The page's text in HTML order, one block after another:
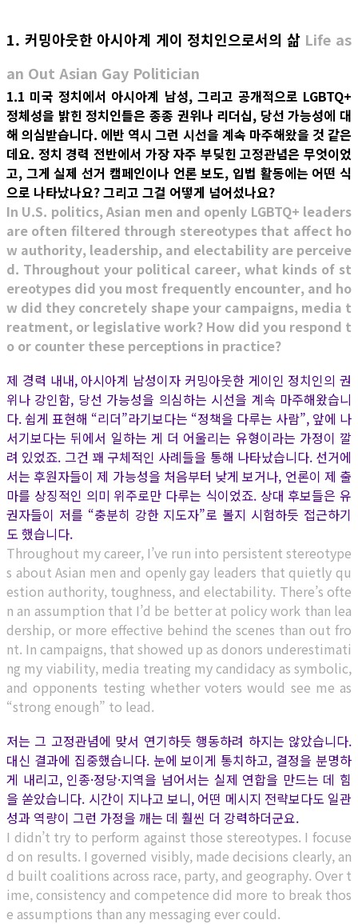
1. 커밍아웃한 아시아계 게이 정치인으로서의 삶 Life as
an Out Asian Gay Politician
1.1 미국 정치에서 아시아계 남성, 그리고 공개적으로 LGBTQ+
정체성을 밝힌 정치인들은 종종 권위나 리더십, 당선 가능성에 대
해 의심받습니다. 에반 역시 그런 시선을 계속 마주해왔을 것 같은
데요. 정치 경력 전반에서 가장 자주 부딪힌 고정관념은 무엇이었
고, 그게 실제 선거 캠페인이나 언론 보도, 입법 활동에는 어떤 식
으로 나타났나요? 그리고 그걸 어떻게 넘어섰나요?
In U.S. politics, Asian men and openly LGBTQ+ leaders
are often filtered through stereotypes that affect ho
w authority, leadership, and electability are perceive
d. Throughout your political career, what kinds of st
ereotypes did you most frequently encounter, and ho
w did they concretely shape your campaigns, media t
reatment, or legislative work? How did you respond t
o or counter these perceptions in practice?
제 경력 내내, 아시아계 남성이자 커밍아웃한 게이인 정치인의 권
위나 강인함, 당선 가능성을 의심하는 시선을 계속 마주해왔습니
다. 쉽게 표현해 “리더”라기보다는 “정책을 다루는 사람”, 앞에 나
서기보다는 뒤에서 일하는 게 더 어울리는 유형이라는 가정이 깔
려 있었죠. 그건 꽤 구체적인 사례들을 통해 나타났습니다. 선거에
서는 후원자들이 제 가능성을 처음부터 낮게 보거나, 언론이 제 출
마를 상징적인 의미 위주로만 다루는 식이었죠. 상대 후보들은 유
권자들이 저를 “충분히 강한 지도자”로 볼지 시험하듯 접근하기
도 했습니다.
Throughout my career, I’ve run into persistent stereotype
s about Asian men and openly gay leaders that quietly qu
estion authority, toughness, and electability. There’s ofte
n an assumption that I’d be better at policy work than lea
dership, or more effective behind the scenes than out fro
nt. In campaigns, that showed up as donors underestimati
ng my viability, media treating my candidacy as symbolic,
and opponents testing whether voters would see me as
“strong enough” to lead.
저는 그 고정관념에 맞서 연기하듯 행동하려 하지는 않았습니다.
대신 결과에 집중했습니다. 눈에 보이게 통치하고, 결정을 분명하
게 내리고, 인종·정당·지역을 넘어서는 실제 연합을 만드는 데 힘
을 쏟았습니다. 시간이 지나고 보니, 어떤 메시지 전략보다도 일관
성과 역량이 그런 가정을 깨는 데 훨씬 더 강력하더군요.
I didn’t try to perform against those stereotypes. I focuse
d on results. I governed visibly, made decisions clearly, an
d built coalitions across race, party, and geography. Over t
ime, consistency and competence did more to break thos
e assumptions than any messaging ever could.